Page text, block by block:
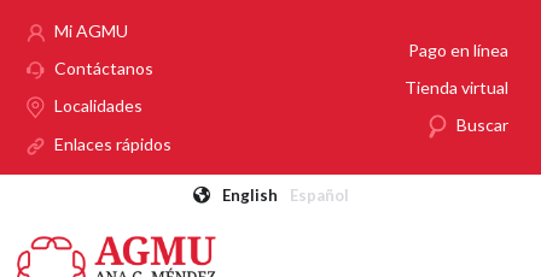
Mi AGMU
Contáctanos
Localidades
Enlaces rápidos
Pago en línea
Tienda virtual
Buscar
English Español